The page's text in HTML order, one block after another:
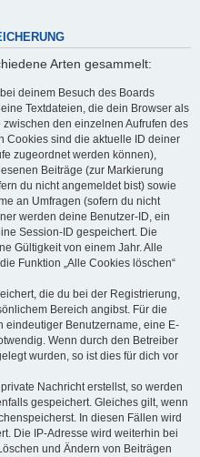
Arten gesammelt:
deinem Besuch des Boards
Textdateien, die dein Browser als
den einzelnen Aufrufen des
Cookies sind die aktuelle ID deiner
zugeordnet werden können),
Beiträge (zur Markierung
du nicht angemeldet bist) sowie
an Umfragen (sofern du nicht
werden deine Benutzer-ID, ein
Session-ID gespeichert. Die
Gültigkeit von einem Jahr. Alle
Funktion „Alle Cookies löschen“
die du bei der Registrierung,
Bereich angibst. Für die
eindeutiger Benutzername, eine E-
Wenn durch den Betreiber
wurden, so ist dies für dich vor
Nachricht erstellst, so werden
gespeichert. Gleiches gilt, wenn
In diesen Fällen wird
Die IP-Adresse wird weiterhin bei
und Ändern von Beiträgen